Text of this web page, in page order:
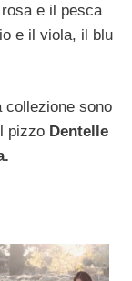
e il pesca
e il viola, il blu
collezione sono
pizzo Dentelle